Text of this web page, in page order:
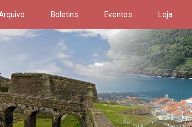
Boletins Eventos Loja